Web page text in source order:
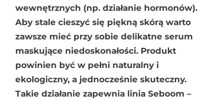
wewnętrznych (np. działanie hormonów).
Aby stale cieszyć się piękną skórą warto
zawsze mieć przy sobie delikatne serum
maskujące niedoskonałości. Produkt
powinien być w pełni naturalny i
ekologiczny, a jednocześnie skuteczny.
Takie działanie zapewnia linia Seboom –